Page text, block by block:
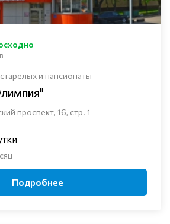
и пансионаты
проспект, 16, стр. 1
Подробнее